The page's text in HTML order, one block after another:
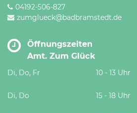
04192-506-827
zumglueck@badbramstedt.de
Öffnungszeiten
Amt. Zum Glück
Di, Do, Fr 10 - 13 Uhr
Di, Do 15 - 18 Uhr